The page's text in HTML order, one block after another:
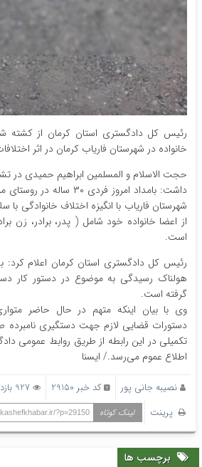
خانواده در شهرستان فاریاب کرمان در اثر
حجت الاسلام و المسلمین ابراهیم حمیدی در
داشت: بامداد امروز فردی ۳۰
از اعضا خانواده خود شامل ( پدر، برادر، زن
است.
رئیس کل دادگستری استان کرمان اعلام کرد:
هولناک رسیدگی به موضوع در دستور کار
گرفته است.
وی با بیان اینکه متهم در حال حاضر
دستورات قضایی لازم جهت دستگیری
تکمیلی در این رابطه از طریق روابط عمومی
اطلاع عموم می‌رسد./ ایسنا
نصیبه جانی پور کد خبر 29150 927 بازدید
پرینت
لینک کوتاه ?p=29150
برچسب ها